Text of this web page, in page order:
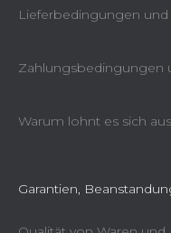
Lieferbedingungen und
Zahlungsbedingungen
Warum lohnt es sich
Garantien,